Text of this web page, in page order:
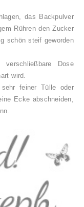
das Backpulver
Rühren den Zucker
schön steif geworden
Dose
wird.
feiner Tülle oder
Ecke abschneiden,